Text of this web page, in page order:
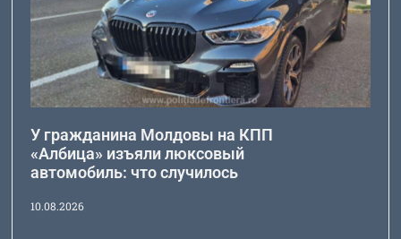
У гражданина Молдовы на КПП
«Албица» изъяли люксовый
автомобиль: что случилось
10.08.2026